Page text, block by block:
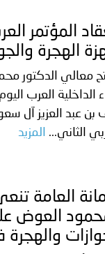
المؤتمر
الهجرة
معالي الدكتور
بن عبد العزيز آل
الثاني...
المزيد
العامة
العوض